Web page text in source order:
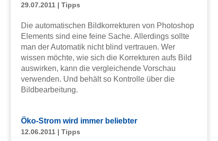
29.07.2011| Tipps
Die automatischen Bildkorrekturen von Photoshop
Elements sind eine feine Sache. Allerdings sollte
man der Automatik nicht blind vertrauen. Wer
wissen möchte, wie sich die Korrekturen aufs Bild
auswirken, kann die vergleichende Vorschau
verwenden. Und behält so Kontrolle über die
Bildbearbeitung.
Öko-Strom wird immer beliebter
12.06.2011| Tipps